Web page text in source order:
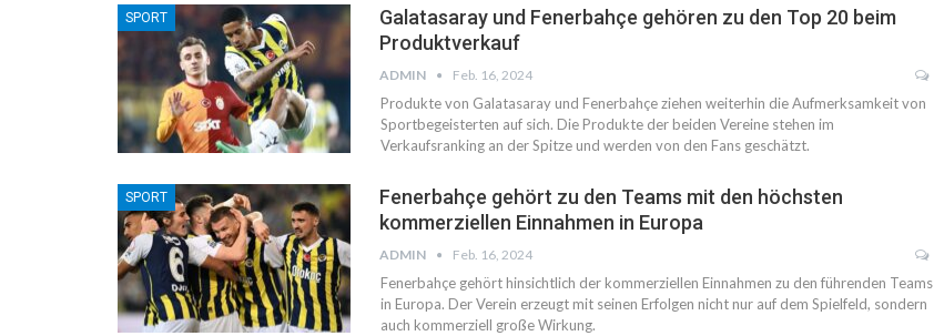
SPORT
Galatasaray und Fenerbahçe gehören zu den Top 20 beim
Produktverkauf
ADMIN Feb. 16, 2024
Produkte von Galatasaray und Fenerbahçe ziehen weiterhin die Aufmerksamkeit von
Sportbegeisterten auf sich. Die Produkte der beiden Vereine stehen im
Verkaufsranking an der Spitze und werden von den Fans geschätzt.
SPORT
Fenerbahçe gehört zu den Teams mit den höchsten
kommerziellen Einnahmen in Europa
ADMIN Feb. 16, 2024
Fenerbahçe gehört hinsichtlich der kommerziellen Einnahmen zu den führenden Teams
in Europa. Der Verein erzeugt mit seinen Erfolgen nicht nur auf dem Spielfeld, sondern
auch kommerziell große Wirkung.